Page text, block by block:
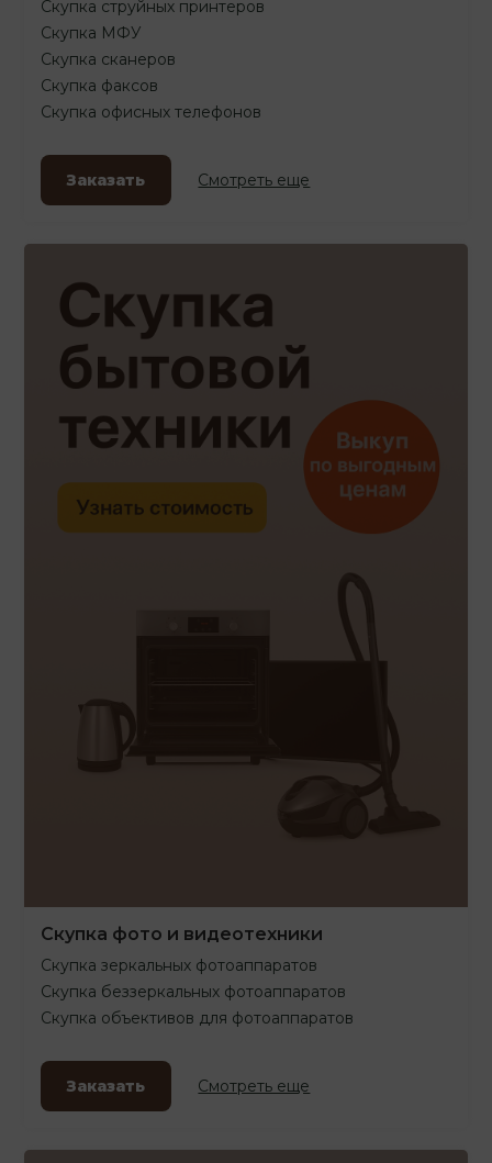
Скупка струйных принтеров
Скупка МФУ
Скупка сканеров
Скупка факсов
Скупка офисных телефонов
Заказать Смотреть еще
Скупка фото и видеотехники
Скупка зеркальных фотоаппаратов
Скупка беззеркальных фотоаппаратов
Скупка объективов для фотоаппаратов
Заказать Смотреть еще